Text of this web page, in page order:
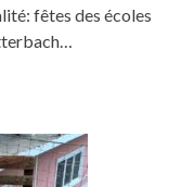
fêtes des écoles